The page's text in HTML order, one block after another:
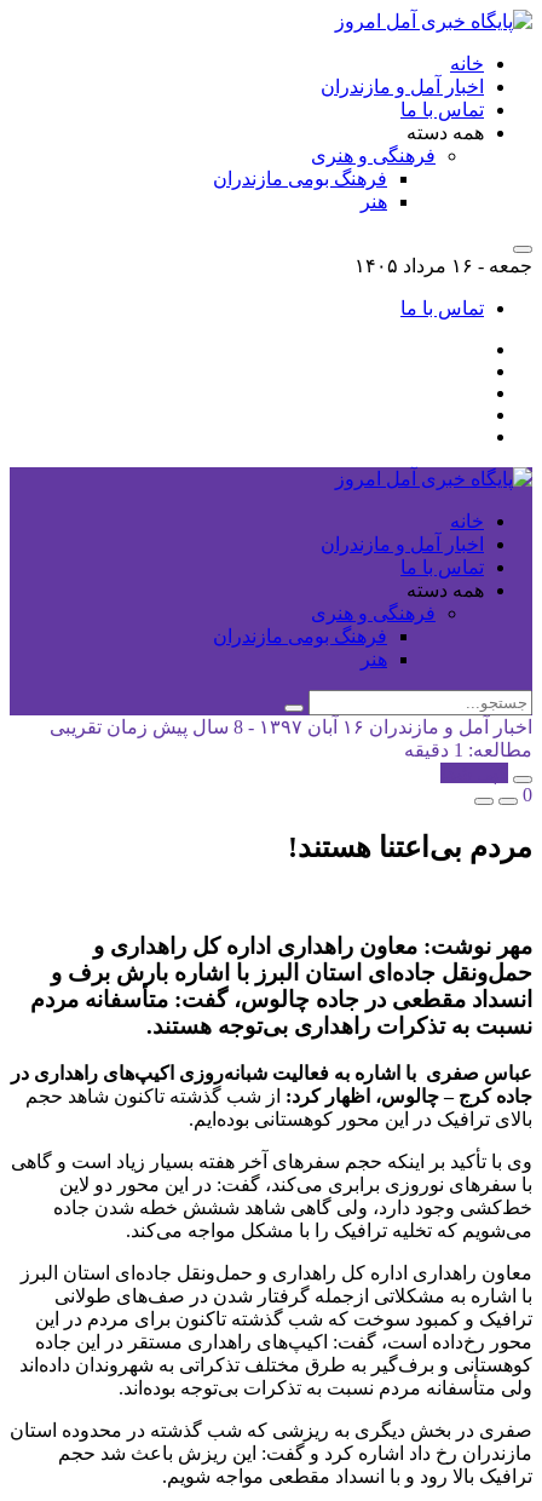
خانه
اخبار آمل و مازندران
تماس با ما
همه دسته
فرهنگی و هنری
فرهنگ بومی مازندران
هنر
جمعه - ۱۶ مرداد ۱۴۰۵
تماس با ما
خانه
اخبار آمل و مازندران
تماس با ما
همه دسته
فرهنگی و هنری
فرهنگ بومی مازندران
هنر
اخبار آمل و مازندران ۱۶ آبان ۱۳۹۷ - 8 سال پیش
زمان تقریبی
مطالعه: 1 دقیقه
0
مردم بی‌اعتنا هستند!
مهر نوشت: معاون راهداری اداره کل راهداری و
حمل‌ونقل جاده‌ای استان البرز با اشاره بارش برف و
انسداد مقطعی در جاده چالوس، گفت: متأسفانه مردم
نسبت به تذکرات راهداری بی‌توجه هستند.
عباس صفری با اشاره به فعالیت شبانه‌روزی اکیپ‌های راهداری در
جاده کرج – چالوس، اظهار کرد: از شب گذشته تاکنون شاهد حجم
بالای ترافیک در این محور کوهستانی بوده‌ایم.
وی با تأکید بر اینکه حجم سفرهای آخر هفته بسیار زیاد است و گاهی
با سفرهای نوروزی برابری می‌کند، گفت: در این محور دو لاین
خط‌کشی وجود دارد، ولی گاهی شاهد ششش خطه شدن جاده
می‌شویم که تخلیه ترافیک را با مشکل مواجه می‌کند.
معاون راهداری اداره کل راهداری و حمل‌ونقل جاده‌ای استان البرز
با اشاره به مشکلاتی ازجمله گرفتار شدن در صف‌های طولانی
ترافیک و کمبود سوخت که شب گذشته تاکنون برای مردم در این
محور رخ‌داده است، گفت: اکیپ‌های راهداری مستقر در این جاده
کوهستانی و برف‌گیر به طرق مختلف تذکراتی به شهروندان داده‌اند
ولی متأسفانه مردم نسبت به تذکرات بی‌توجه بوده‌اند.
صفری در بخش دیگری به ریزشی که شب گذشته در محدوده استان
مازندران رخ داد اشاره کرد و گفت: این ریزش باعث شد حجم
ترافیک بالا رود و با انسداد مقطعی مواجه شویم.